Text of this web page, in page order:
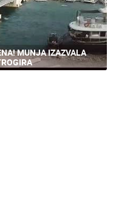
MUNJA IZAZVALA